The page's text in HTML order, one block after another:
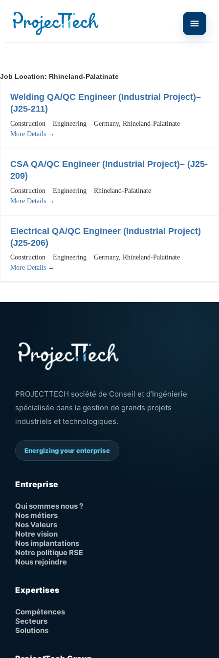
Job Location: Rhineland-Palatinate
Welding QA/QC Engineer (Industrial Project)–
(J25-211)
Construction Engineering Germany Rhineland-Palatinate
More Details
CSA QA/QC Engineer (Industrial Project)– (J25-
209)
Construction Engineering
Rhineland-Palatinate
More Details
Electrical QA/QC Engineer (Industrial Project)
(J25-206)
Construction Engineering Germany Rhineland-Palatinate
More Details
PROJECTTECH société de Conseil et d’Ingénierie
spécialisée dans la gestion de grands projets
industriels et technologiques.
Energizing your enterprise
Entreprise
Qui sommes nous ?
Nos métiers
Nos Valeurs
Notre vision
Nos implantations
Notre politique RSE
Nous rejoindre
Expertises
Compétences
Secteurs
Solutions